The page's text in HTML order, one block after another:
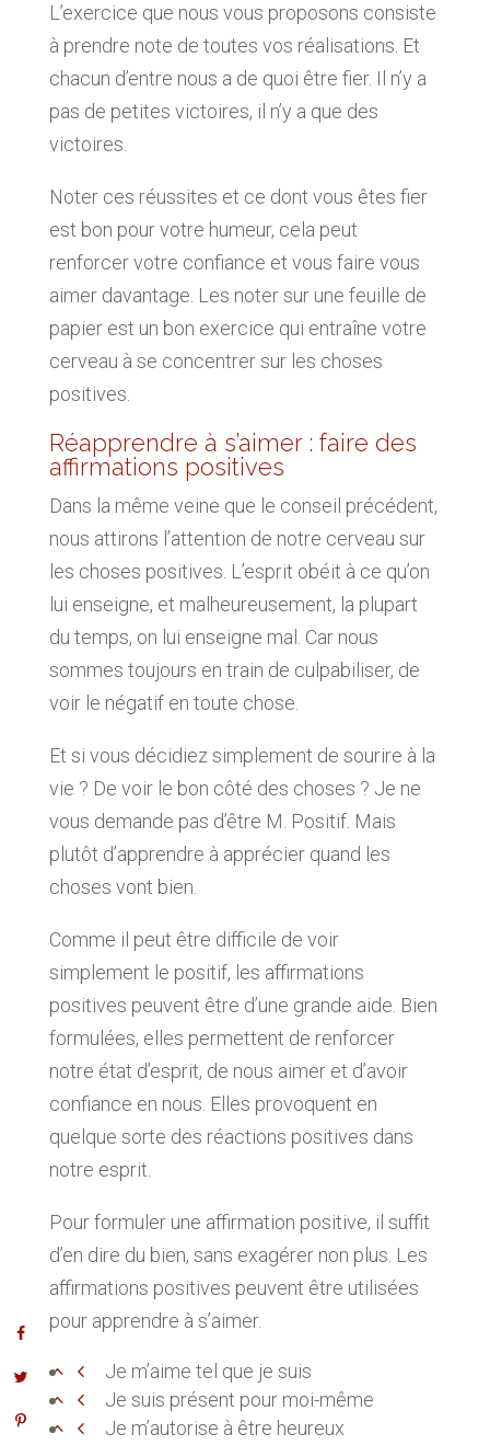
L’exercice que nous vous proposons consiste
à prendre note de toutes vos réalisations. Et
chacun d’entre nous a de quoi être fier. Il n’y a
pas de petites victoires, il n’y a que des
victoires.
Noter ces réussites et ce dont vous êtes fier
est bon pour votre humeur, cela peut
renforcer votre confiance et vous faire vous
aimer davantage. Les noter sur une feuille de
papier est un bon exercice qui entraîne votre
cerveau à se concentrer sur les choses
positives.
Réapprendre à s’aimer : faire des
affirmations positives
Dans la même veine que le conseil précédent,
nous attirons l’attention de notre cerveau sur
les choses positives. L’esprit obéit à ce qu’on
lui enseigne, et malheureusement, la plupart
du temps, on lui enseigne mal. Car nous
sommes toujours en train de culpabiliser, de
voir le négatif en toute chose.
Et si vous décidiez simplement de sourire à la
vie ? De voir le bon côté des choses ? Je ne
vous demande pas d’être M. Positif. Mais
plutôt d’apprendre à apprécier quand les
choses vont bien.
Comme il peut être difficile de voir
simplement le positif, les affirmations
positives peuvent être d’une grande aide. Bien
formulées, elles permettent de renforcer
notre état d’esprit, de nous aimer et d’avoir
confiance en nous. Elles provoquent en
quelque sorte des réactions positives dans
notre esprit.
Pour formuler une affirmation positive, il suffit
d’en dire du bien, sans exagérer non plus. Les
affirmations positives peuvent être utilisées
pour apprendre à s’aimer.
Je m’aime tel que je suis
Je suis présent pour moi-même
Je m’autorise à être heureux